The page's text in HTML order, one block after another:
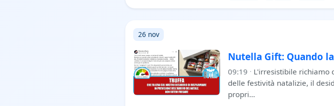
26 nov
Nutella Gift: Quando
09:19 · L'irresistibile richiamo
delle festività natalizie, il
propri…